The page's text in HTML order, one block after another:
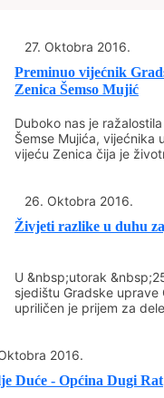
za zasnivanje
i
poticajnih sredstava za
zasada maline.
na propisanom
podnesu zahtjev sa
dokumentacijom koja
mogu ostvariti
27. Oktobra 2016.
Preminuo vijećnik
Zenica Šemso Mujić
Duboko nas je
Šemse Mujića, vijećnika
vijeću Zenica čija je
26. Oktobra 2016.
Živjeti razlike u duhu
U &nbsp;utorak
sjedištu Gradske uprave
upriličen je prijem za
2016.
Duće - Općina Dugi Rat